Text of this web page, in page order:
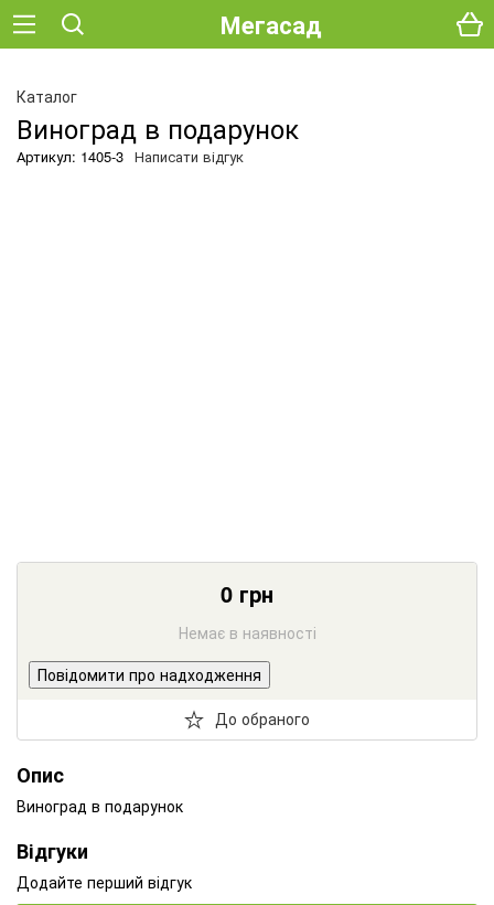
Мегасад
Каталог
Виноград в подарунок
Артикул: 1405-3 Написати відгук
0 грн
Немає в наявності
Повідомити про надходження
До обраного
Опис
Виноград в подарунок
Відгуки
Додайте перший відгук